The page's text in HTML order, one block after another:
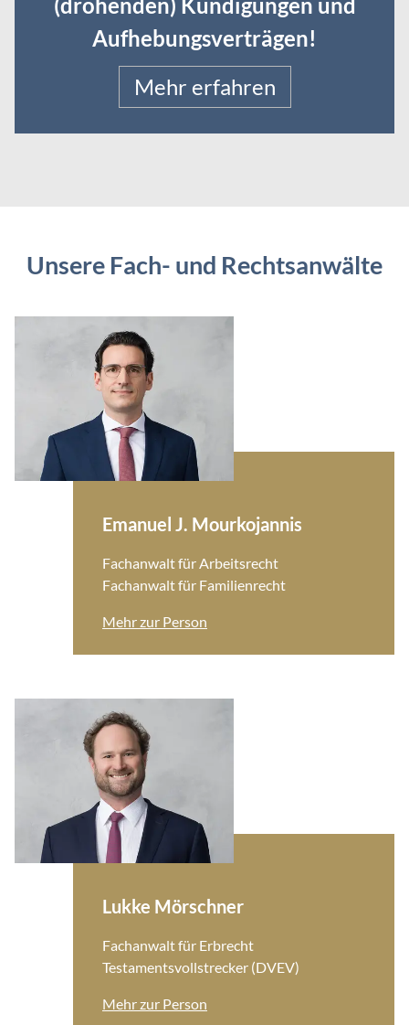
Aufhebungsverträgen!
Mehr erfahren
Unsere Fach- und Rechtsanwälte
Emanuel J. Mourkojannis
Fachanwalt für Arbeitsrecht
Fachanwalt für Familienrecht
Mehr zur Person
Lukke Mörschner
Fachanwalt für Erbrecht
Testamentsvollstrecker (DVEV)
Mehr zur Person